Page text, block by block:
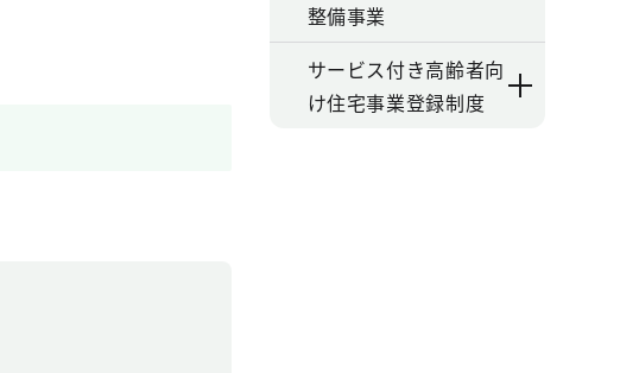
整備事業
サービス付き高齢者向
け住宅事業登録制度